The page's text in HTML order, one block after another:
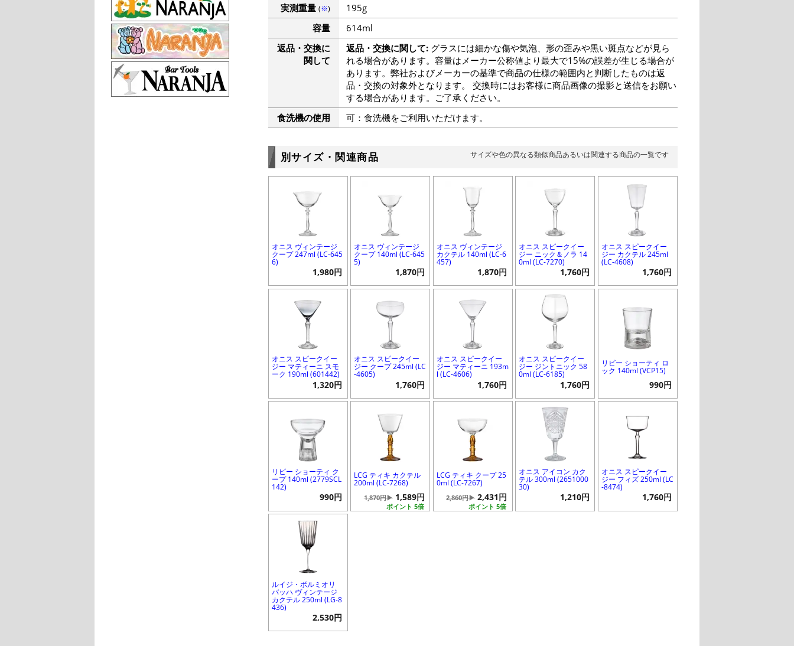
実測重量 (※)
195g
容量
614ml
返品・交換に
関して
返品・交換に関して:グラスには細かな傷や気泡、形の歪みや黒い斑点などが見ら
れる場合があります。容量はメーカー公称値より最大で15%の誤差が生じる場合が
あります。弊社およびメーカーの基準で商品の仕様の範囲内と判断したものは返
品・交換の対象外となります。 交換時にはお客様に商品画像の撮影と送信をお願い
する場合があります。ご了承ください。
食洗機の使用
可：食洗機をご利用いただけます。
別サイズ・関連商品 サイズや色の異なる類似商品あるいは関連する商品の一覧です
オニス ヴィンテージ
クープ 247ml (LC-645
6)
1,980円
オニス ヴィンテージ
クープ 140ml (LC-645
5)
1,870円
オニス ヴィンテージ
カクテル 140ml (LC-6
457)
1,870円
オニス スピークイー
ジー ニック＆ノラ 14
0ml (LC-7270)
1,760円
オニス スピークイー
ジー カクテル 245ml
(LC-4608)
1,760円
オニス スピークイー
ジー マティーニ スモ
ーク 190ml (601442)
1,320円
オニス スピークイー
ジー クープ 245ml (LC
-4605)
1,760円
オニス スピークイー
ジー マティーニ 193m
l (LC-4606)
1,760円
オニス スピークイー
ジー ジントニック 58
0ml (LC-6185)
1,760円
リビー ショーティ ロ
ック 140ml (VCP15)
990円
リビー ショーティ ク
ープ 140ml (2779SCL
142)
990円
LCG ティキ カクテル
200ml (LC-7268)
ポイント 5倍
1,870円▶ 1,589円
LCG ティキ クープ 25
0ml (LC-7267)
ポイント 5倍
2,860円▶ 2,431円
オニス アイコン カク
テル 300ml (2651000
30)
1,210円
オニス スピークイー
ジー フィズ 250ml (LC
-8474)
1,760円
ルイジ・ボルミオリ
バッハ ヴィンテージ
カクテル 250ml (LG-8
436)
2,530円